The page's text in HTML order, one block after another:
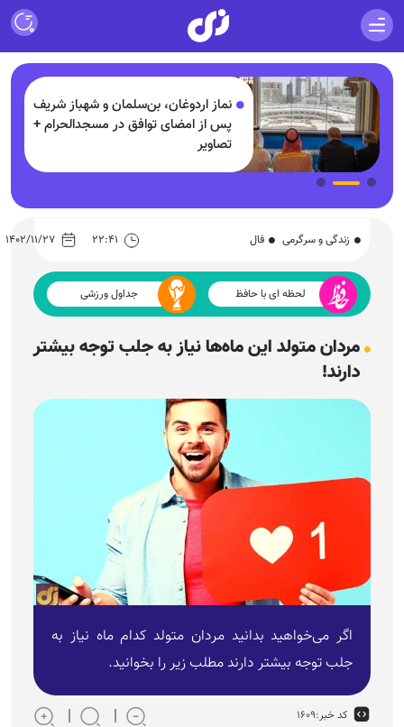
نماز اردوغان، بن‌سلمان و شهباز شریف
پس از امضای توافق در مسجدالحرام +
تصاویر
زندگی و سرگرمی فال ۲۲:۴۱ ۱۴۰۲/۱۱/۲۷
لحظه ای با حافظ جداول ورزشی
مردان متولد این ماه‌ها نیاز به جلب توجه بیشتر
دارند!
اگر می‌خواهید بدانید مردان متولد کدام ماه نیاز به
جلب توجه بیشتر دارند مطلب زیر را بخوانید.
کد خبر:۱۶۰۹